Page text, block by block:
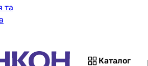
та
Каталог